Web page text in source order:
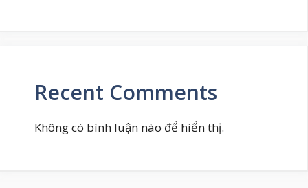
Recent Comments
Không có bình luận nào để hiển thị.